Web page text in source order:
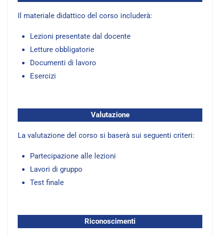
Il materiale didattico del corso includerà:
Lezioni presentate dal docente
Letture obbligatorie
Documenti di lavoro
Esercizi
Valutazione
La valutazione del corso si baserà sui seguenti criteri:
Partecipazione alle lezioni
Lavori di gruppo
Test finale
Riconoscimenti